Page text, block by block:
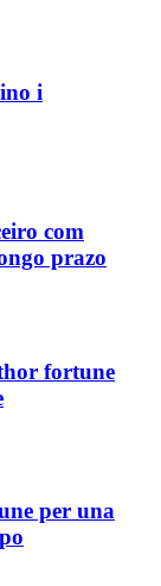
i
com
prazo
fortune
per una